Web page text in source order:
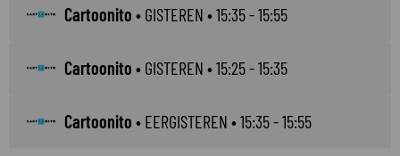
Cartoonito • GISTEREN • 15:35 - 15:55
Cartoonito • GISTEREN • 15:25 - 15:35
Cartoonito • EERGISTEREN • 15:35 - 15:55